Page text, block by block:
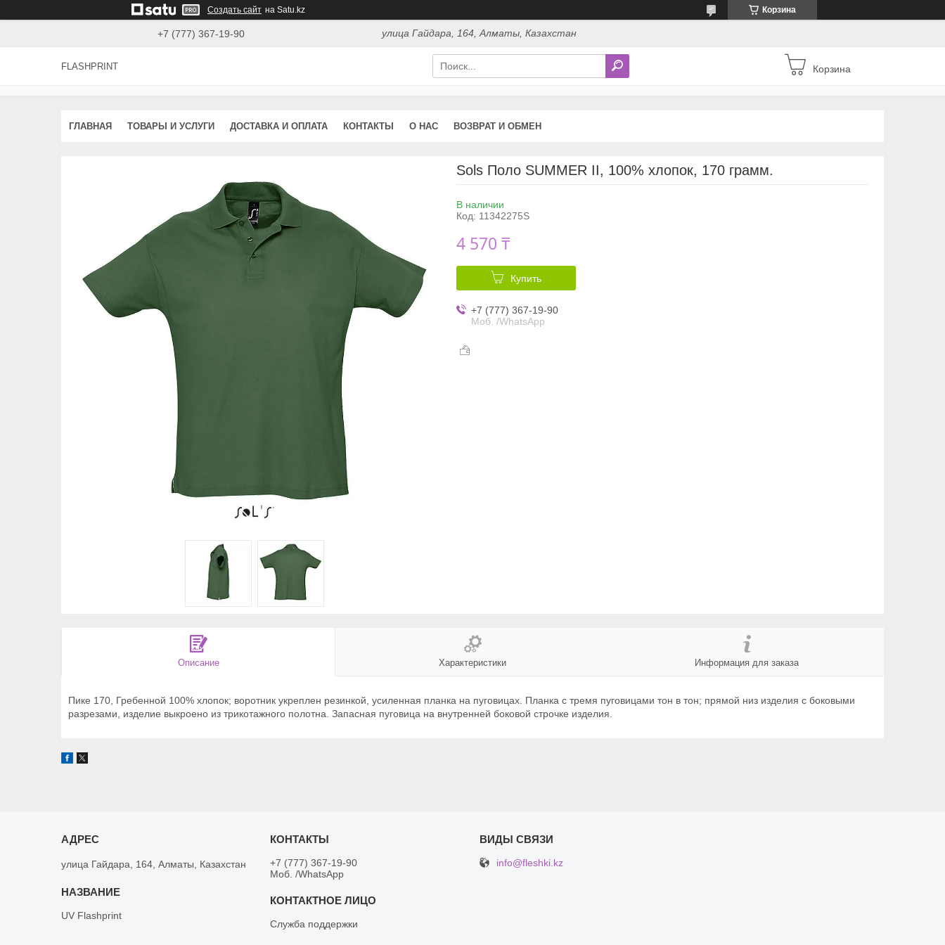
Создать сайт на Satu.kz Корзина
+7 (777) 367-19-90 улица Гайдара, 164, Алматы, Казахстан
FLASHPRINT Корзина
ГЛАВНАЯ ТОВАРЫ И УСЛУГИ ДОСТАВКА И ОПЛАТА КОНТАКТЫ О НАС ВОЗВРАТ И ОБМЕН
Sols Поло SUMMER II, 100% хлопок, 170 грамм.
В наличии
Код: 11342275S
4 570 ₸
Купить
+7 (777) 367-19-90
Моб. /WhatsApp
Описание Характеристики Информация для заказа
Пике 170, Гребенной 100% хлопок; воротник укреплен резинкой, усиленная планка на пуговицах. Планка с тремя пуговицами тон в тон; прямой низ изделия с боковыми
разрезами, изделие выкроено из трикотажного полотна. Запасная пуговица на внутренней боковой строчке изделия.
улица Гайдара, 164, Алматы, Казахстан
UV Flashprint
+7 (777) 367-19-90
Моб. /WhatsApp
Служба поддержки
info@fleshki.kz